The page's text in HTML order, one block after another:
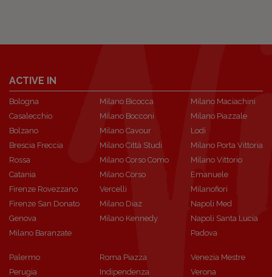
ACTIVE IN
Bologna
Casalecchio
Bolzano
Brescia Freccia
Rossa
Catania
Firenze Rovezzano
Firenze San Donato
Genova
Milano Baranzate
Milano Bicocca
Milano Bocconi
Milano Cavour
Milano Città Studi
Milano Corso Como
Milano Corso
Vercelli
Milano Diaz
Milano Kennedy
Milano Maciachini
Milano Piazzale
Lodi
Milano Porta Vittoria
Milano Vittorio
Emanuele
Milanofiori
Napoli Med
Napoli Santa Lucia
Padova
Palermo
Perugia
Roma Piazza
Indipendenza
Venezia Mestre
Verona